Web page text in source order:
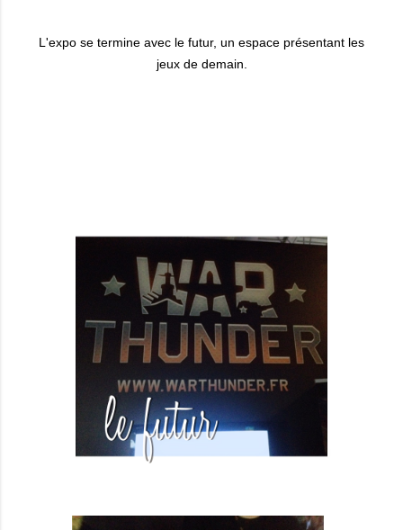
L'expo se termine avec le futur, un espace présentant les
jeux de demain.